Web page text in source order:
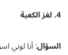
4. لغز الكعبة
السؤال: أنا